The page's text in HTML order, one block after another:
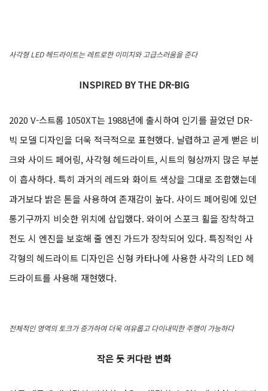
사각형 LED 헤드라이트는 레트로한 이미지와 고급스러움을 준다
INSPIRED BY THE DR-BIG
2020 V-스트롬 1050XT는 1988년에 출시하여 인기를 끌었던 DR-
빅 모델 디자인을 더욱 적극적으로 표현했다. 날렵하고 곧게 뻗은 비
크와 사이드 페어링, 사각형 헤드라이트, 시트의 형상까지 많은 부분
이 흡사하다. 특히 과거의 레드와 화이트 색상을 그대로 조합했는데
과거보다 밝은 톤을 사용하여 존재감이 높다. 사이드 페어링에 있던
통기구까지 비슷한 위치에 삽입했다. 와이어 스포크 휠을 장착하고
전도 시 엔진을 보호해 줄 엔진 가드가 장착되어 있다. 특징적인 사
각형의 헤드라이트 디자인은 신형 카타나에 사용한 사각의 LED 헤
드라이트를 사용해 재현했다.
전체적인 영역의 토크가 증가하여 더욱 여유롭고 다이내믹한 주행이 가능하다
작은 듯 커다란 변화